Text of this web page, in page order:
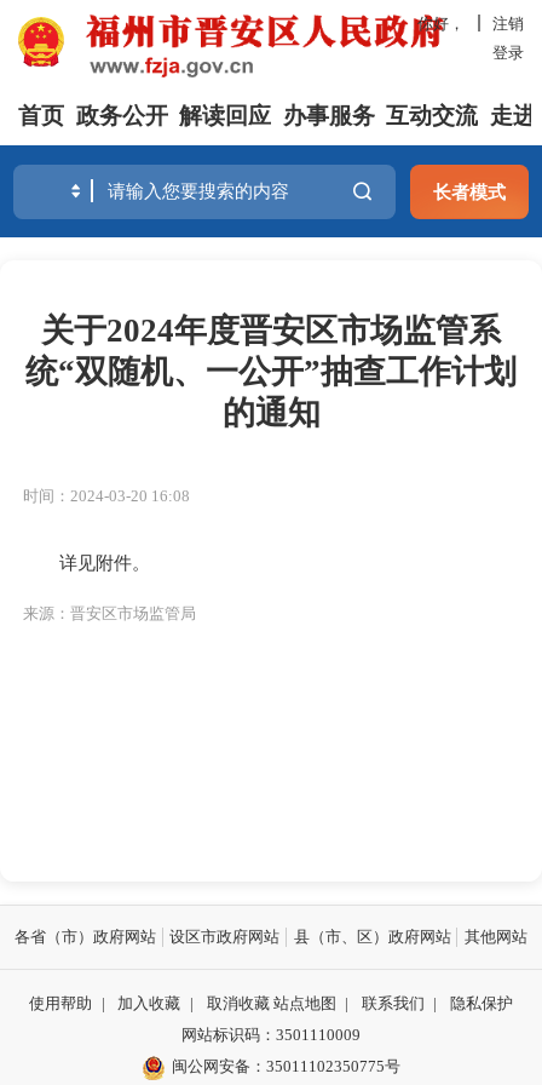
你好，
注销
登录
首页 政务公开 解读回应 办事服务 互动交流 走进
长者模式
关于2024年度晋安区市场监管系
统“双随机、一公开”抽查工作计划
的通知
时间：2024-03-20 16:08
详见附件。
来源：晋安区市场监管局
各省（市）政府网站 设区市政府网站 县（市、区）政府网站 其他网站
使用帮助 | 加入收藏 | 取消收藏 站点地图 | 联系我们 |
隐私保护
网站标识码：3501110009
闽公网安备：35011102350775号